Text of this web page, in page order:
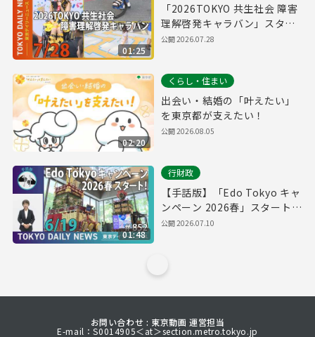
01:25
「2026TOKYO 共生社会 障害
理解啓発キャラバン」スター
ト！（令和8年7月28日 東京デ
公開2026.07.28
02:20
くらし・住まい
出会い・結婚の「叶えたい」
を東京都が支えたい！
公開2026.08.05
01:48
行財政
【手話版】「Edo Tokyo キャ
ンペーン 2026春」スタート！
（令和8年6月17日 東京デイリ
公開2026.07.10
お問い合わせ : 東京動画 運営担当
E-mail：S0014905＜at＞section.metro.tokyo.jp